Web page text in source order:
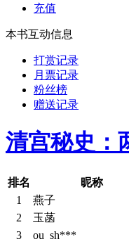
充值
本书互动信息
打赏记录
月票记录
粉丝榜
赠送记录
清宫秘史：
排名 昵称
1
燕子
2
玉菡
3
ou_sh***